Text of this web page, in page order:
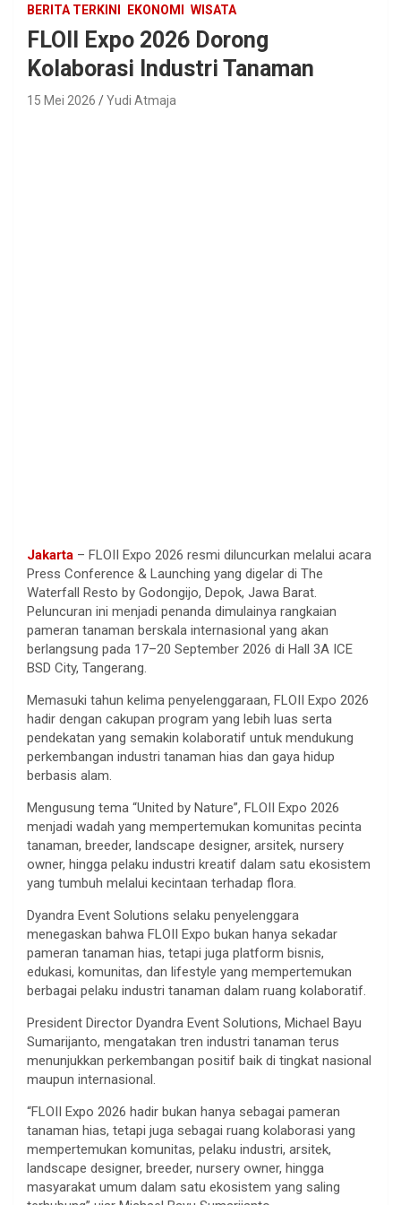
BERITA TERKINI EKONOMI WISATA
FLOII Expo 2026 Dorong
Kolaborasi Industri Tanaman
15 Mei 2026 Yudi Atmaja
Jakarta – FLOII Expo 2026 resmi diluncurkan melalui acara
Press Conference & Launching yang digelar di The
Waterfall Resto by Godongijo, Depok, Jawa Barat.
Peluncuran ini menjadi penanda dimulainya rangkaian
pameran tanaman berskala internasional yang akan
berlangsung pada 17–20 September 2026 di Hall 3A ICE
BSD City, Tangerang.
Memasuki tahun kelima penyelenggaraan, FLOII Expo 2026
hadir dengan cakupan program yang lebih luas serta
pendekatan yang semakin kolaboratif untuk mendukung
perkembangan industri tanaman hias dan gaya hidup
berbasis alam.
Mengusung tema “United by Nature”, FLOII Expo 2026
menjadi wadah yang mempertemukan komunitas pecinta
tanaman, breeder, landscape designer, arsitek, nursery
owner, hingga pelaku industri kreatif dalam satu ekosistem
yang tumbuh melalui kecintaan terhadap flora.
Dyandra Event Solutions selaku penyelenggara
menegaskan bahwa FLOII Expo bukan hanya sekadar
pameran tanaman hias, tetapi juga platform bisnis,
edukasi, komunitas, dan lifestyle yang mempertemukan
berbagai pelaku industri tanaman dalam ruang kolaboratif.
President Director Dyandra Event Solutions, Michael Bayu
Sumarijanto, mengatakan tren industri tanaman terus
menunjukkan perkembangan positif baik di tingkat nasional
maupun internasional.
“FLOII Expo 2026 hadir bukan hanya sebagai pameran
tanaman hias, tetapi juga sebagai ruang kolaborasi yang
mempertemukan komunitas, pelaku industri, arsitek,
landscape designer, breeder, nursery owner, hingga
masyarakat umum dalam satu ekosistem yang saling